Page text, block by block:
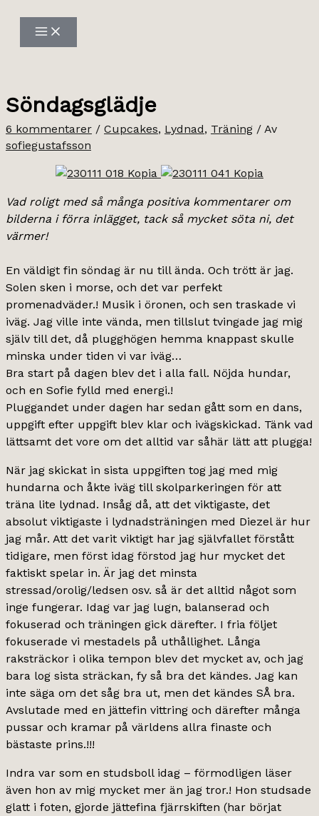
innehåll
Söndagsglädje
6 kommentarer / Cupcakes, Lydnad, Träning / Av
sofiegustafsson
Vad roligt med så många positiva kommentarer om
bilderna i förra inlägget, tack så mycket söta ni, det
värmer!
En väldigt fin söndag är nu till ända. Och trött är jag.
Solen sken i morse, och det var perfekt
promenadväder.! Musik i öronen, och sen traskade vi
iväg. Jag ville inte vända, men tillslut tvingade jag mig
själv till det, då plugghögen hemma knappast skulle
minska under tiden vi var iväg…
Bra start på dagen blev det i alla fall. Nöjda hundar,
och en Sofie fylld med energi.!
Pluggandet under dagen har sedan gått som en dans,
uppgift efter uppgift blev klar och ivägskickad. Tänk vad
lättsamt det vore om det alltid var såhär lätt att plugga!
När jag skickat in sista uppgiften tog jag med mig
hundarna och åkte iväg till skolparkeringen för att
träna lite lydnad. Insåg då, att det viktigaste, det
absolut viktigaste i lydnadsträningen med Diezel är hur
jag mår. Att det varit viktigt har jag självfallet förstått
tidigare, men först idag förstod jag hur mycket det
faktiskt spelar in. Är jag det minsta
stressad/orolig/ledsen osv. så är det alltid något som
inge fungerar. Idag var jag lugn, balanserad och
fokuserad och träningen gick därefter. I fria följet
fokuserade vi mestadels på uthållighet. Långa
raksträckor i olika tempon blev det mycket av, och jag
bara log sista sträckan, fy så bra det kändes. Jag kan
inte säga om det såg bra ut, men det kändes SÅ bra.
Avslutade med en jättefin vittring och därefter många
pussar och kramar på världens allra finaste och
bästaste prins.!!!
Indra var som en studsboll idag – förmodligen läser
även hon av mig mycket mer än jag tror.! Hon studsade
glatt i foten, gjorde jättefina fjärrskiften (har börjat